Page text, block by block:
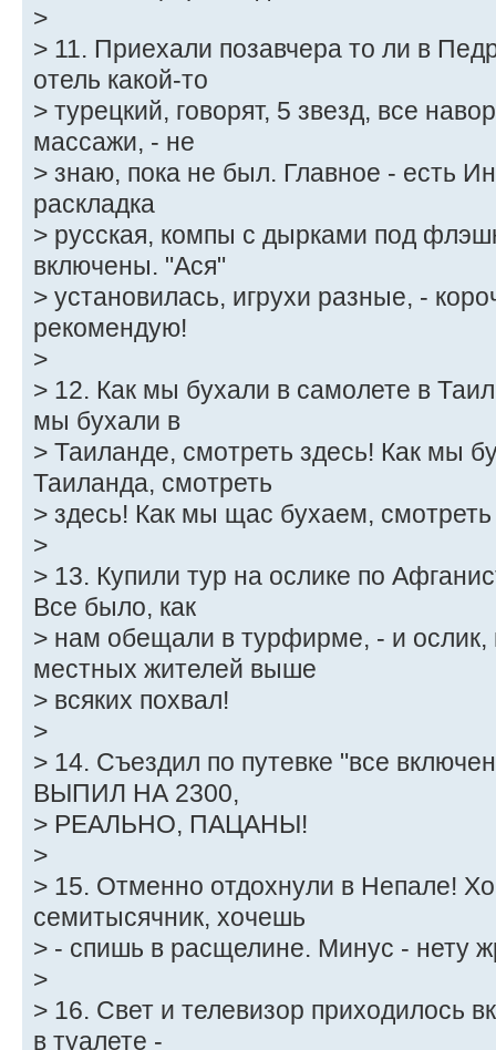
>
> 11. Приехали позавчера то ли в
отель какой-то
> турецкий, говорят, 5 звезд, все
массажи, - не
> знаю, пока не был. Главное - есть
раскладка
> русская, компы с дырками под
включены. "Ася"
> установилась, игрухи разные, -
рекомендую!
>
> 12. Как мы бухали в самолете в
мы бухали в
> Таиланде, смотреть здесь! Как мы
Таиланда, смотреть
> здесь! Как мы щас бухаем, смотреть
>
> 13. Купили тур на ослике по
Все было, как
> нам обещали в турфирме, - и
местных жителей выше
> всяких похвал!
>
> 14. Съездил по путевке "все
ВЫПИЛ НА 2300,
> РЕАЛЬНО, ПАЦАНЫ!
>
> 15. Отменно отдохнули в Непале!
семитысячник, хочешь
> - спишь в расщелине. Минус - нету
>
> 16. Свет и телевизор приходилось
в туалете -